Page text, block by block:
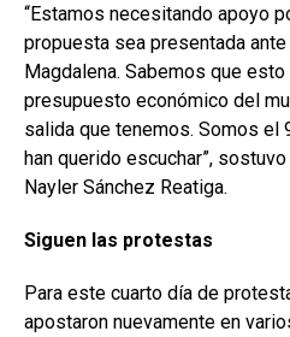
“Estamos necesitando apoyo
propuesta sea presentada
Magdalena. Sabemos que
presupuesto económico del
salida que tenemos. Somos el
han querido escuchar”,
Nayler Sánchez Reatiga.
Siguen las protestas
Para este cuarto día de
apostaron nuevamente en